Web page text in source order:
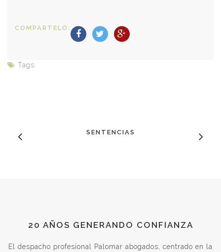
COMPARTELO:
Tags:
SENTENCIAS
20 AÑOS GENERANDO CONFIANZA
El despacho profesional Palomar abogados, centrado en la